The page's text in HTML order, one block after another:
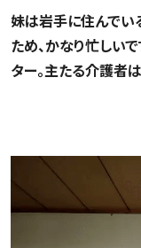
妹は岩手に住んでい
ため、かなり忙しい
ター。主たる介護者